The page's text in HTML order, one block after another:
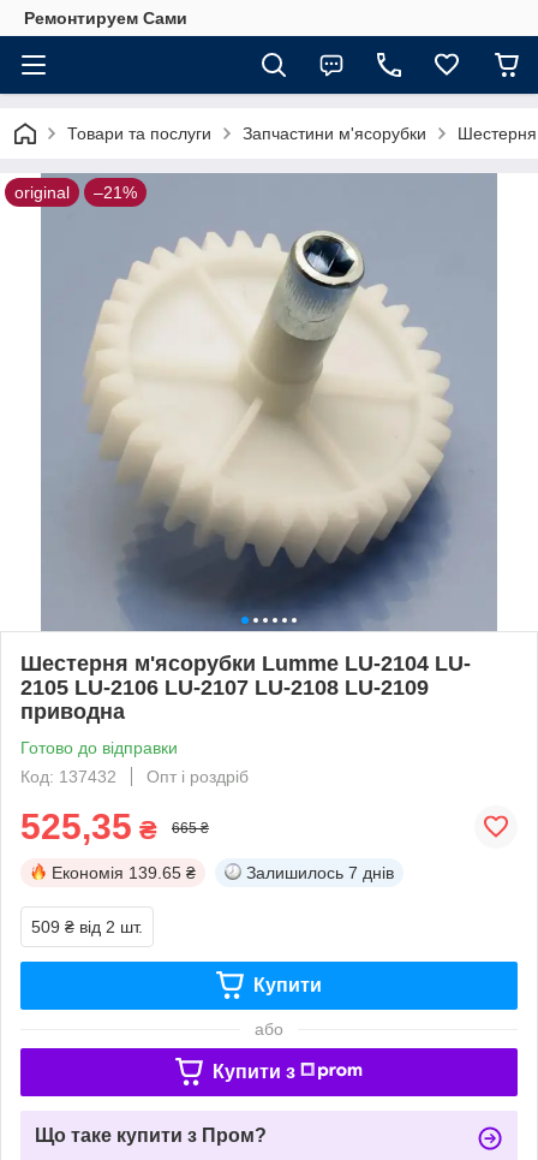
Ремонтируем Сами
Товари та послуги Запчастини м'ясорубки
original –21%
Шестерня м'ясорубки Lumme LU-2104 LU-
2105 LU-2106 LU-2107 LU-2108 LU-2109
приводна
Готово до відправки
Код: 137432
Опт і роздріб
525,35 ₴ 665 ₴
Економія 139.65 ₴ Залишилось 7 днів
509 ₴ від 2 шт.
Купити
або
Купити з
Що таке купити з Пром?